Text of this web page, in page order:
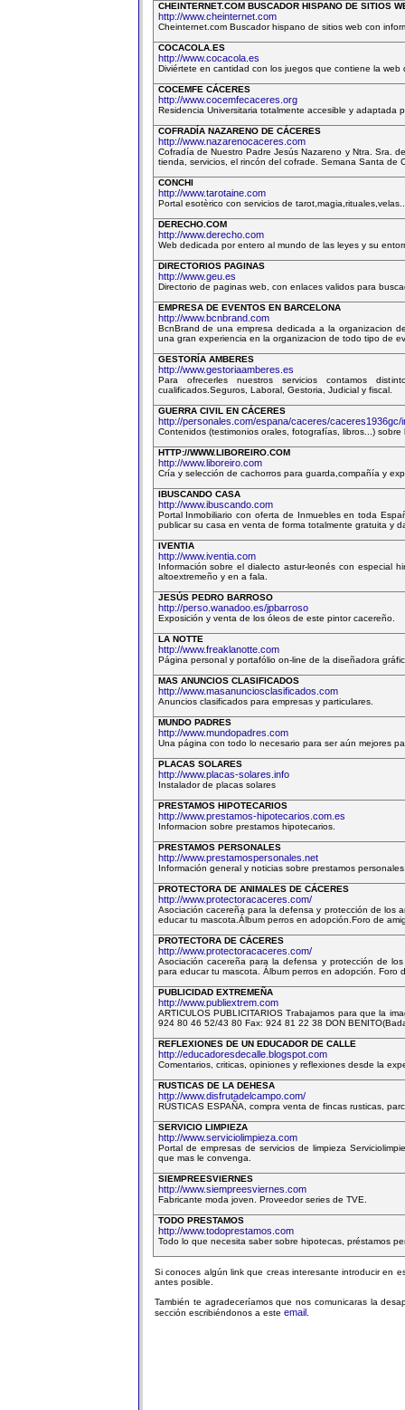
CHEINTERNET.COM BUSCADOR HISPANO DE SITIOS
http://www.cheinternet.com
Cheinternet.com Buscador hispano de sitios web con
COCACOLA.ES
http://www.cocacola.es
Diviértete en cantidad con los juegos que contiene la web
COCEMFE CÁCERES
http://www.cocemfecaceres.org
Residencia Universitaria totalmente accesible y adaptada
COFRADÍA NAZARENO DE CÁCERES
http://www.nazarenocaceres.com
Cofradía de Nuestro Padre Jesús Nazareno y Ntra. Sra.
tienda, servicios, el rincón del cofrade. Semana Santa de
CONCHI
http://www.tarotaine.com
Portal esotèrico con servicios de
DERECHO.COM
http://www.derecho.com
Web dedicada por entero al mundo de las leyes y su
DIRECTORIOS PAGINAS
http://www.geu.es
Directorio de paginas web, con enlaces validos para
EMPRESA DE EVENTOS EN BARCELONA
http://www.bcnbrand.com
BcnBrand de una empresa dedicada a la organizacion
una gran experiencia en la organizacion de todo tipo de
GESTORÍA AMBERES
http://www.gestoriaamberes.es
Para ofrecerles nuestros servicios contamos
cualificados.Seguros, Laboral, Gestoria, Judicial y fiscal.
GUERRA CIVIL EN CÁCERES
http://personales.com/espana/caceres/caceres1936gc/
Contenidos (testimonios orales, fotografías, libros...)
HTTP://WWW.LIBOREIRO.COM
http://www.liboreiro.com
Cría y selección de cachorros para guarda,compañía y
IBUSCANDO CASA
http://www.ibuscando.com
Portal Inmobiliario con oferta de Inmuebles en toda
publicar su casa en venta de forma totalmente gratuita y
IVENTIA
http://www.iventia.com
Información sobre el dialecto astur-leonés con especial
altoextremeño y en a fala.
JESÚS PEDRO BARROSO
http://perso.wanadoo.es/jpbarroso
Exposición y venta de los óleos de este pintor cacereño.
LA NOTTE
http://www.freaklanotte.com
Página personal y portafólio on-line de la diseñadora
MAS ANUNCIOS CLASIFICADOS
http://www.masanunciosclasificados.com
Anuncios clasificados para empresas y particulares.
MUNDO PADRES
http://www.mundopadres.com
Una página con todo lo necesario para ser aún mejores
PLACAS SOLARES
http://www.placas-solares.info
Instalador de placas solares
PRESTAMOS HIPOTECARIOS
http://www.prestamos-hipotecarios.com.es
Informacion sobre prestamos hipotecarios.
PRESTAMOS PERSONALES
http://www.prestamospersonales.net
Información general y noticias sobre prestamos
PROTECTORA DE ANIMALES DE CÁCERES
http://www.protectoracaceres.com/
Asociación cacereña para la defensa y protección de los
educar tu mascota.Álbum perros en adopción.Foro de
PROTECTORA DE CÁCERES
http://www.protectoracaceres.com/
Asociación cacereña para la defensa y protección de
para educar tu mascota. Álbum perros en adopción. Foro
PUBLICIDAD EXTREMEÑA
http://www.publiextrem.com
ARTICULOS PUBLICITARIOS Trabajamos para que la
924 80 46 52/43 80 Fax: 924 81 22 38 DON
REFLEXIONES DE UN EDUCADOR DE CALLE
http://educadoresdecalle.blogspot.com
Comentarios, criticas, opiniones y reflexiones desde la
RUSTICAS DE LA DEHESA
http://www.disfrutadelcampo.com/
RÚSTICAS ESPAÑA, compra venta de fincas rusticas,
SERVICIO LIMPIEZA
http://www.serviciolimpieza.com
Portal de empresas de servicios de limpieza
que mas le convenga.
SIEMPREESVIERNES
http://www.siempreesviernes.com
Fabricante moda joven. Proveedor series de TVE.
TODO PRESTAMOS
http://www.todoprestamos.com
Todo lo que necesita saber sobre hipotecas, préstamos
Si conoces algún link que creas interesante introducir en
antes posible.
También te agradeceríamos que nos comunicaras la
sección escribiéndonos a este email